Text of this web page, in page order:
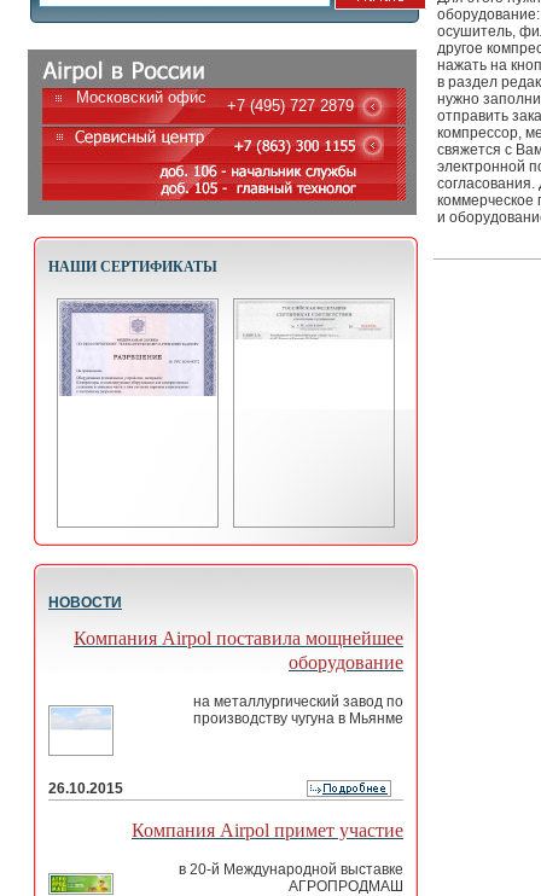
Московский офис +7 (495) 727 2879
НАШИ СЕРТИФИКАТЫ
НОВОСТИ
Компания Airpol поставила мощнейшее
оборудование
на металлургический завод по
производству чугуна в Мьянме
26.10.2015
Компания Airpol примет участие
в 20-й Международной выставке
АГРОПРОДМАШ
осушитель,
другое
нажать на
в раздел
нужно
отправить
компрессор,
свяжется с
электронной
и